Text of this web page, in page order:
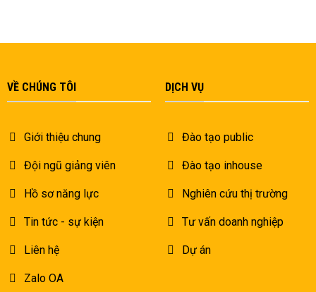
VỀ CHÚNG TÔI
Giới thiệu chung
Đội ngũ giảng viên
Hồ sơ năng lực
Tin tức - sự kiện
Liên hệ
Zalo OA
DỊCH VỤ
Đào tạo public
Đào tạo inhouse
Nghiên cứu thị trường
Tư vấn doanh nghiệp
Dự án